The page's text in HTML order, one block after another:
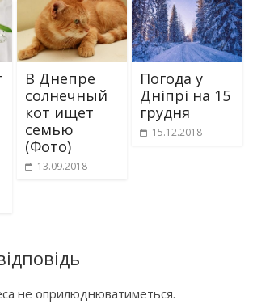
В Днепре
солнечный
кот ищет
семью
(Фото)
13.09.2018
Погода у
Дніпрі на 15
грудня
15.12.2018
не оприлюднюватиметься.